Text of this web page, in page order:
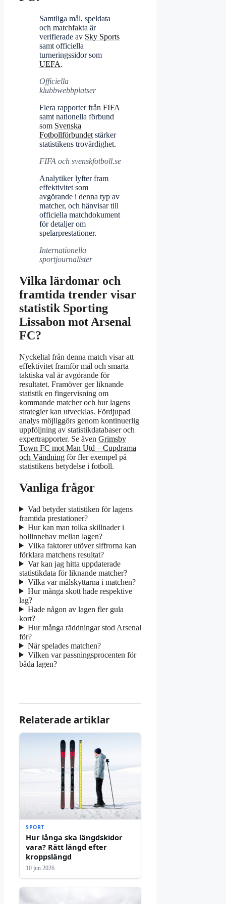
Samtliga mål, speldata
och matchfakta är
verifierade av Sky Sports
samt officiella
turneringssidor som
UEFA.
Officiella
klubbwebbplatser
Flera rapporter från FIFA
samt nationella förbund
som Svenska
Fotbollförbundet stärker
statistikens trovärdighet.
FIFA och svenskfotboll.se
Analytiker lyfter fram
effektivitet som
avgörande i denna typ av
matcher, och hänvisar till
officiella matchdokument
för detaljer om
spelarprestationer.
Internationella
sportjournalister
Vilka lärdomar och
framtida trender visar
statistik Sporting
Lissabon mot Arsenal
FC?
Nyckeltal från denna match visar att
effektivitet framför mål och smarta
taktiska val är avgörande för
resultatet. Framöver ger liknande
statistik en fingervisning om
kommande matcher och hur lagens
strategier kan utvecklas. Fördjupad
analys möjliggörs genom kontinuerlig
uppföljning av statistikdatabaser och
expertrapporter. Se även Grimsby
Town FC mot Man Utd – Cupdrama
och Vändning för fler exempel på
statistikens betydelse i fotboll.
Vanliga frågor
Vad betyder statistiken för lagens
framtida prestationer?
Hur kan man tolka skillnader i
bollinnehav mellan lagen?
Vilka faktorer utöver siffrorna kan
förklara matchens resultat?
Var kan jag hitta uppdaterade
statistikdata för liknande matcher?
Vilka var målskyttarna i matchen?
Hur många skott hade respektive
lag?
Hade någon av lagen fler gula
kort?
Hur många räddningar stod Arsenal
för?
När spelades matchen?
Vilken var passningsprocenten för
båda lagen?
Relaterade artiklar
SPORT
Hur långa ska längdskidor
vara? Rätt längd efter
kroppslängd
10 jun 2026